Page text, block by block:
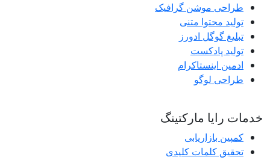
طراحی موشن گرافیک
تولید محتوا متنی
تبلیغ گوگل ادورز
تولید پادکست
ادمین اینستاکرام
طراحی لوگو
خدمات رایا مارکتینگ
کمپین بازاریابی
تحقیق کلمات کلیدی